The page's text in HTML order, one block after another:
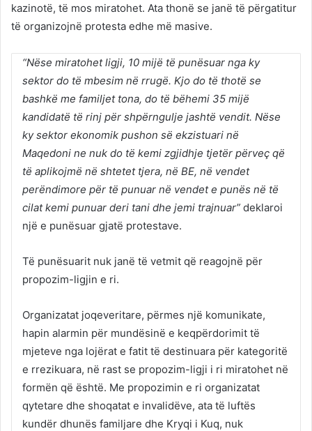
kazinotë, të mos miratohet. Ata thonë se janë të përgatitur
të organizojnë protesta edhe më masive.
“Nëse miratohet ligji, 10 mijë të punësuar nga ky
sektor do të mbesim në rrugë. Kjo do të thotë se
bashkë me familjet tona, do të bëhemi 35 mijë
kandidatë të rinj për shpërngulje jashtë vendit. Nëse
ky sektor ekonomik pushon së ekzistuari në
Maqedoni ne nuk do të kemi zgjidhje tjetër përveç që
të aplikojmë në shtetet tjera, në BE, në vendet
perëndimore për të punuar në vendet e punës në të
cilat kemi punuar deri tani dhe jemi trajnuar” deklaroi
një e punësuar gjatë protestave.
Të punësuarit nuk janë të vetmit që reagojnë për
propozim-ligjin e ri.
Organizatat joqeveritare, përmes një komunikate,
hapin alarmin për mundësinë e keqpërdorimit të
mjeteve nga lojërat e fatit të destinuara për kategoritë
e rrezikuara, në rast se propozim-ligji i ri miratohet në
formën që është. Me propozimin e ri organizatat
qytetare dhe shoqatat e invalidëve, ata të luftës
kundër dhunës familjare dhe Kryqi i Kuq, nuk